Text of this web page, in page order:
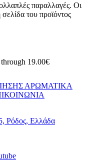
παραλλαγές. Οι
του προϊόντος
19.00€
ΑΡΩΜΑΤΙΚΑ
Ρόδος, Ελλάδα